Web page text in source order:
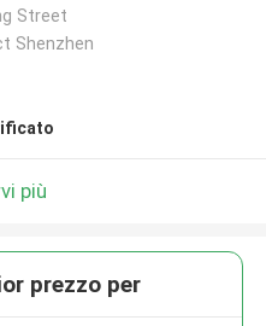
Street
Shenzhen
più
prezzo per